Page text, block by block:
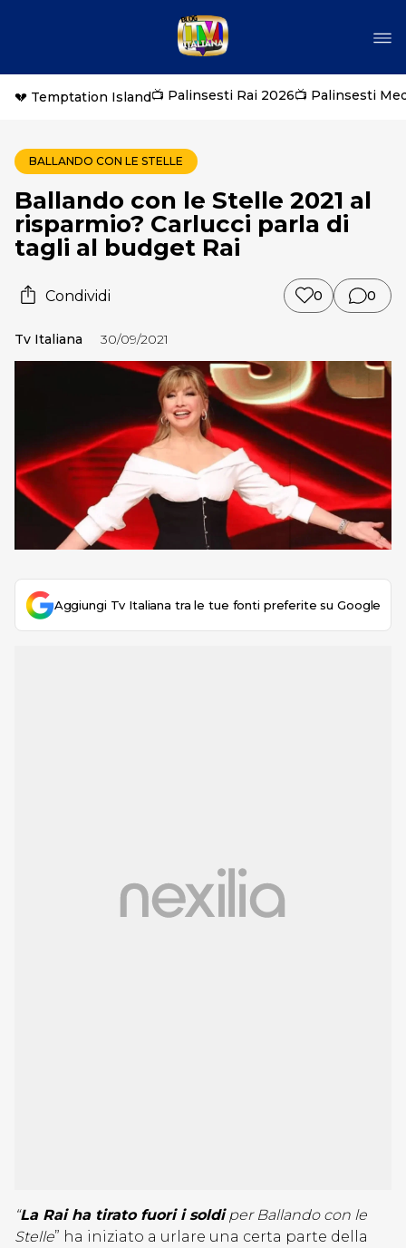
💔 Temptation Island📺 Palinsesti Rai 2026📺 Palinsesti
BALLANDO CON LE STELLE
Ballando con le Stelle 2021 al
risparmio? Carlucci parla di
tagli al budget Rai
Condividi 0 0
Tv Italiana 30/09/2021
Aggiungi Tv Italiana tra le tue fonti preferite su Google
“La Rai ha tirato fuori i soldiper Ballando con le
Stelle” ha iniziato a urlare una certa parte della